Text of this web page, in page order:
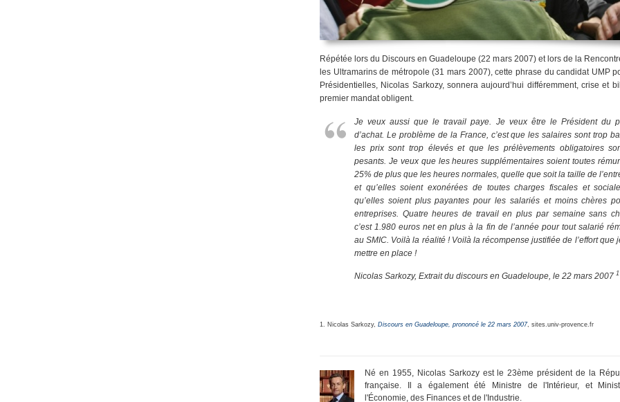
Répétée lors du Discours en Guadeloupe (22 mars 2007) et lors de la
les Ultramarins de métropole (31 mars 2007), cette phrase du candidat UMP
Présidentielles, Nicolas Sarkozy, sonnera aujourd’hui différemment, crise et
premier mandat obligent.
Je veux aussi que le travail paye. Je veux être le Président du
d’achat. Le problème de la France, c’est que les salaires sont trop
les prix sont trop élevés et que les prélèvements obligatoires
pesants. Je veux que les heures supplémentaires soient toutes
25% de plus que les heures normales, quelle que soit la taille de
et qu’elles soient exonérées de toutes charges fiscales et
qu’elles soient plus payantes pour les salariés et moins chères
entreprises. Quatre heures de travail en plus par semaine sans
c’est 1.980 euros net en plus à la fin de l’année pour tout salarié
au SMIC. Voilà la réalité ! Voilà la récompense justifiée de l’effort que
mettre en place !
Nicolas Sarkozy, Extrait du discours en Guadeloupe, le 22 mars 2007 1
1. Nicolas Sarkozy, Discours en Guadeloupe, prononcé le 22 mars 2007, sites.univ-provence.fr
Né en 1955, Nicolas Sarkozy est le 23ème président de la
française. Il a également été Ministre de l'Intérieur, et
l'Économie, des Finances et de l'Industrie.